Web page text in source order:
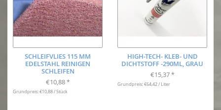
SCHLEIFVLIES 115 MM
EDELSTAHL REINIGEN
SCHLEIFEN
€10,88 *
Grundpreis: €10,88 / Stück
HIGH-TECH- KLEB- UND
DICHTSTOFF -290ML, GRAU
€15,37 *
Grundpreis: €64,42 / Liter